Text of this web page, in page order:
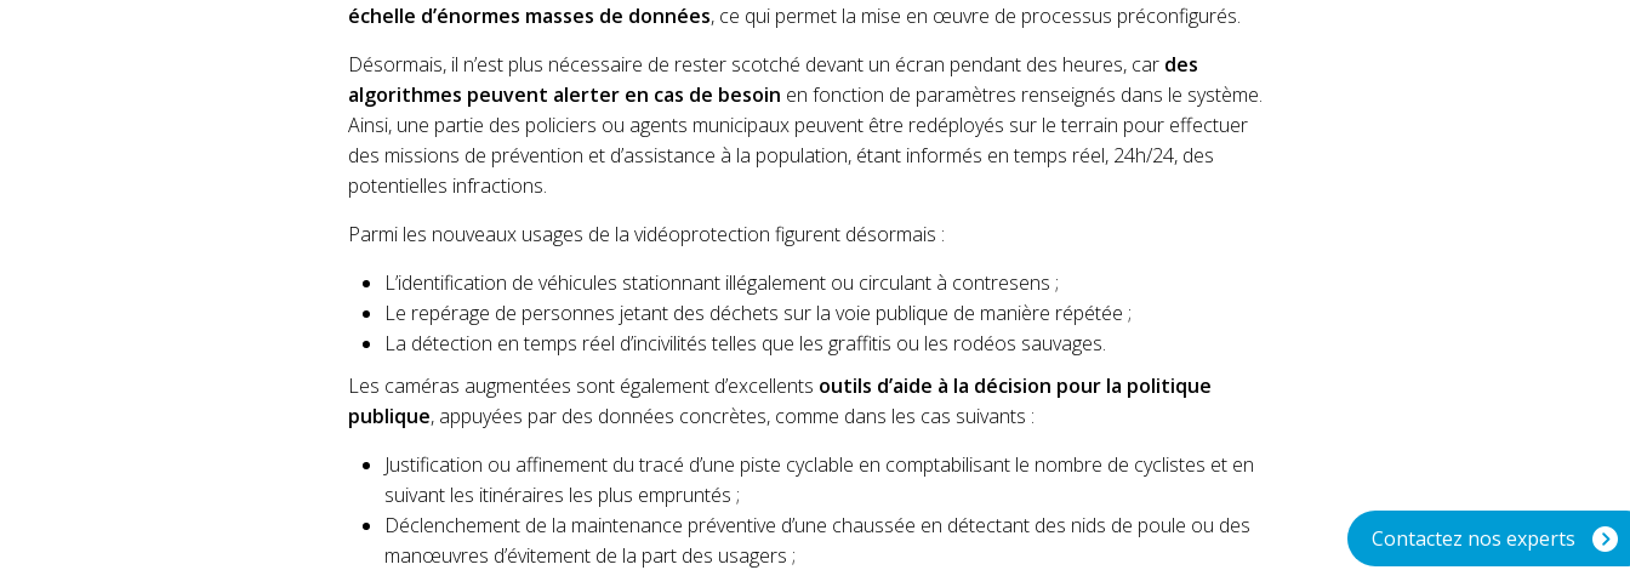
échelle d’énormes masses de données, ce qui permet la mise en œuvre de processus préconfigurés.
Désormais, il n’est plus nécessaire de rester scotché devant un écran pendant des heures, car des
algorithmes peuvent alerter en cas de besoin en fonction de paramètres renseignés dans le système.
Ainsi, une partie des policiers ou agents municipaux peuvent être redéployés sur le terrain pour effectuer
des missions de prévention et d’assistance à la population, étant informés en temps réel, 24h/24, des
potentielles infractions.
Parmi les nouveaux usages de la vidéoprotection figurent désormais :
L’identification de véhicules stationnant illégalement ou circulant à contresens ;
Le repérage de personnes jetant des déchets sur la voie publique de manière répétée ;
La détection en temps réel d’incivilités telles que les graffitis ou les rodéos sauvages.
Les caméras augmentées sont également d’excellents outils d’aide à la décision pour la politique
publique, appuyées par des données concrètes, comme dans les cas suivants :
Justification ou affinement du tracé d’une piste cyclable en comptabilisant le nombre de cyclistes et en
suivant les itinéraires les plus empruntés ;
Déclenchement de la maintenance préventive d’une chaussée en détectant des nids de poule ou des
manœuvres d’évitement de la part des usagers ;
Contactez nos experts